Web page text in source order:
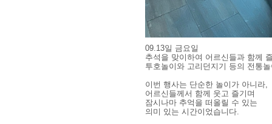
09.13일 금요일
추석을 맞이하여 어르신들과 함께
투호놀이와 고리던지기 등의 전통
이번 행사는 단순한 놀이가 아니라,
어르신들께서 함께 웃고 즐기며
잠시나마 추억을 떠올릴 수 있는
의미 있는 시간이었습니다.